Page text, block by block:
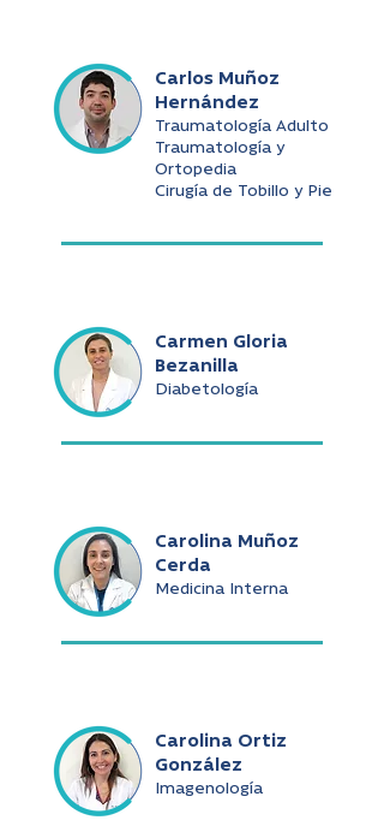
Carlos Muñoz
Hernández
Traumatología Adulto
Traumatología y
Ortopedia
Cirugía de Tobillo y Pie
Carmen Gloria
Bezanilla
Diabetología
Carolina Muñoz
Cerda
Medicina Interna
Carolina Ortiz
González
Imagenología